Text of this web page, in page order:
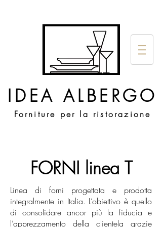
IDEA ALBERGO
Forniture per la ristorazione
FORNI linea T
Linea di forni progettata e prodotta
integralmente in Italia. L’obiettivo è quello
di consolidare ancor più la fiducia e
l’apprezzamento della clientela grazie